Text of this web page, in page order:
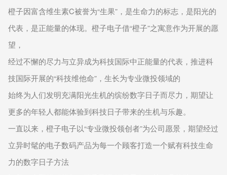
橙子因富含维生素C被誉为“生果”，是生命力的标志，是阳光的
代表，是正能量的体现。橙子电子借“橙子”之寓意作为开展的愿
望，
经过不懈的尽力与立异成为科技国际中正能量的代表，推进科
技国际开展的“科技维他命”，生长为专业微投领域的
始终为人们发明充满阳光生机的缤纷数字日子而尽力，期望让
更多的年轻人都能体验到科技日子带来的生机与乐趣。
一直以来，橙子电子以“专业微投领创者”为公司愿景，期望经过
立异时髦的电子数码产品为每一个顾客打造一个赋有科技生命
力的数字日子方法